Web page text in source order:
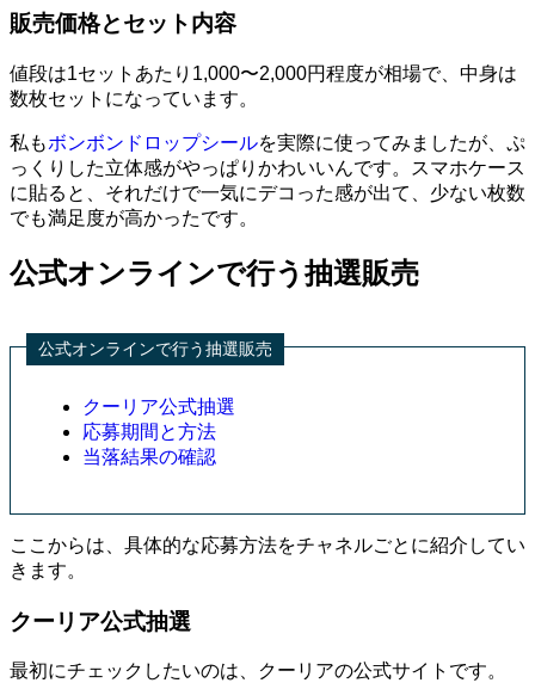
販売価格とセット内容
値段は1セットあたり1,000〜2,000円程度が相場で、中身は
数枚セットになっています。
私もボンボンドロップシールを実際に使ってみましたが、ぷ
っくりした立体感がやっぱりかわいいんです。スマホケース
に貼ると、それだけで一気にデコった感が出て、少ない枚数
でも満足度が高かったです。
公式オンラインで行う抽選販売
公式オンラインで行う抽選販売
クーリア公式抽選
応募期間と方法
当落結果の確認
ここからは、具体的な応募方法をチャネルごとに紹介してい
きます。
クーリア公式抽選
最初にチェックしたいのは、クーリアの公式サイトです。